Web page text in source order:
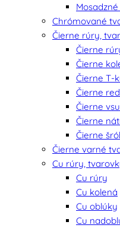
Chrómované
Čierne rúry,
Čierne
Čierne
Čierne T-
Čierne
Čierne
Čierne
Čierne
Čierne varné
Cu rúry,
Cu rúry
Cu kolená
Cu oblúky
Cu